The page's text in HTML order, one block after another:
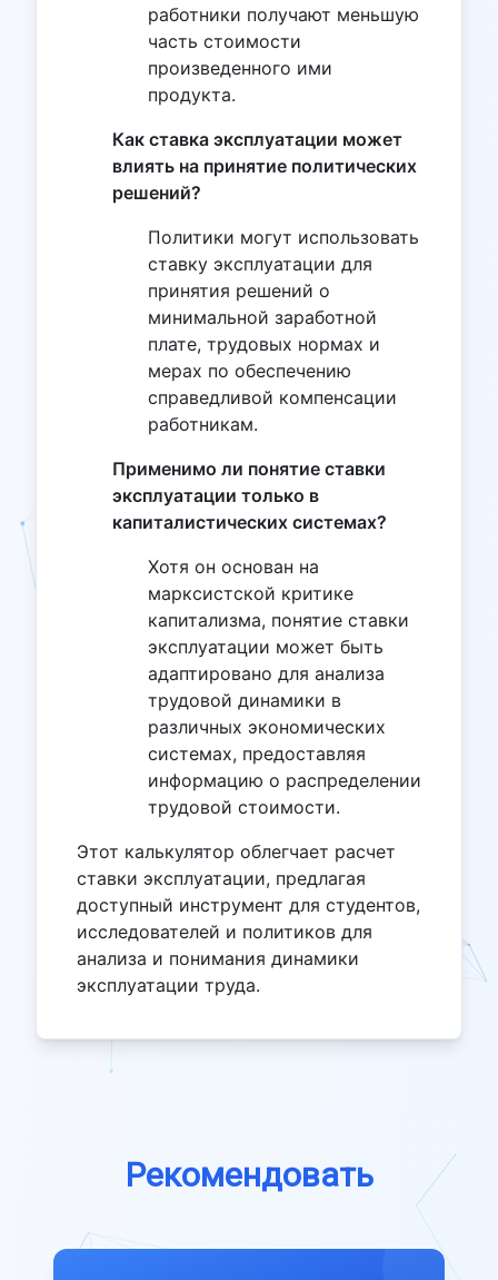
работники получают меньшую
часть стоимости
произведенного ими
продукта.
Как ставка эксплуатации может
влиять на принятие политических
решений?
Политики могут использовать
ставку эксплуатации для
принятия решений о
минимальной заработной
плате, трудовых нормах и
мерах по обеспечению
справедливой компенсации
работникам.
Применимо ли понятие ставки
эксплуатации только в
капиталистических системах?
Хотя он основан на
марксистской критике
капитализма, понятие ставки
эксплуатации может быть
адаптировано для анализа
трудовой динамики в
различных экономических
системах, предоставляя
информацию о распределении
трудовой стоимости.
Этот калькулятор облегчает расчет
ставки эксплуатации, предлагая
доступный инструмент для студентов,
исследователей и политиков для
анализа и понимания динамики
эксплуатации труда.
Рекомендовать